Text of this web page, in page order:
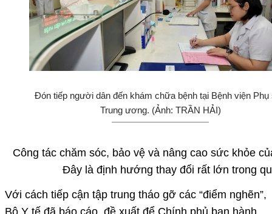
Đón tiếp người dân đến khám chữa bệnh tại Bệnh viện Phụ
Trung ương. (Ảnh: TRẦN HẢI)
Công tác chăm sóc, bảo vệ và nâng cao sức khỏe
Đây là định hướng thay đổi rất lớn trong
Với cách tiếp cận tập trung tháo gỡ các “điểm nghẽn”,